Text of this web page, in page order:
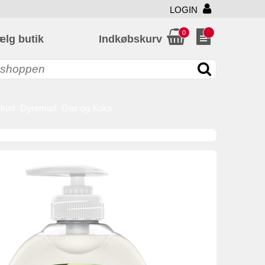
LOGIN
butik Indkøbskurv
0